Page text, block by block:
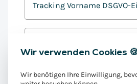
Tracking Vorname DSGVO-
T
r
Ja, ich bin damit
Wir verwenden Cookies
Wir benötigen Ihre Einwilligung,